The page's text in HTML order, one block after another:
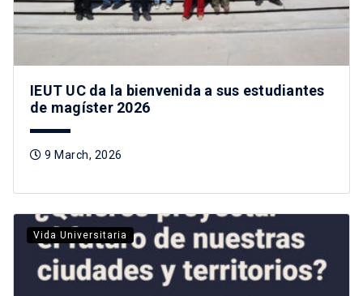
IEUT UC da la bienvenida a sus estudiantes
de magíster 2026
9 March, 2026
Vida Universitaria